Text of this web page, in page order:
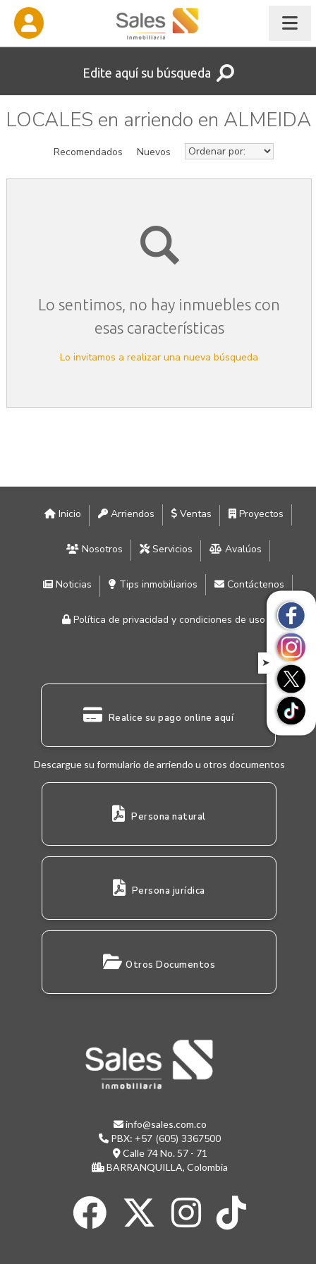
Edite aquí su búsqueda
LOCALES en arriendo en ALMEIDA
Recomendados Nuevos
Lo sentimos, no hay inmuebles con
esas características
Lo invitamos a realizar una nueva búsqueda
Inicio Arriendos Ventas Proyectos
Nosotros Servicios Avalúos
Noticias Tips inmobiliarios Contáctenos
Política de privacidad y condiciones de uso
Realice su pago online aquí
Descargue su formulario de arriendo u otros documentos
Persona natural
Persona jurídica
Otros Documentos
info@sales.com.co
PBX: +57 (605) 3367500
Calle 74 No. 57 - 71
BARRANQUILLA, Colombia
➤